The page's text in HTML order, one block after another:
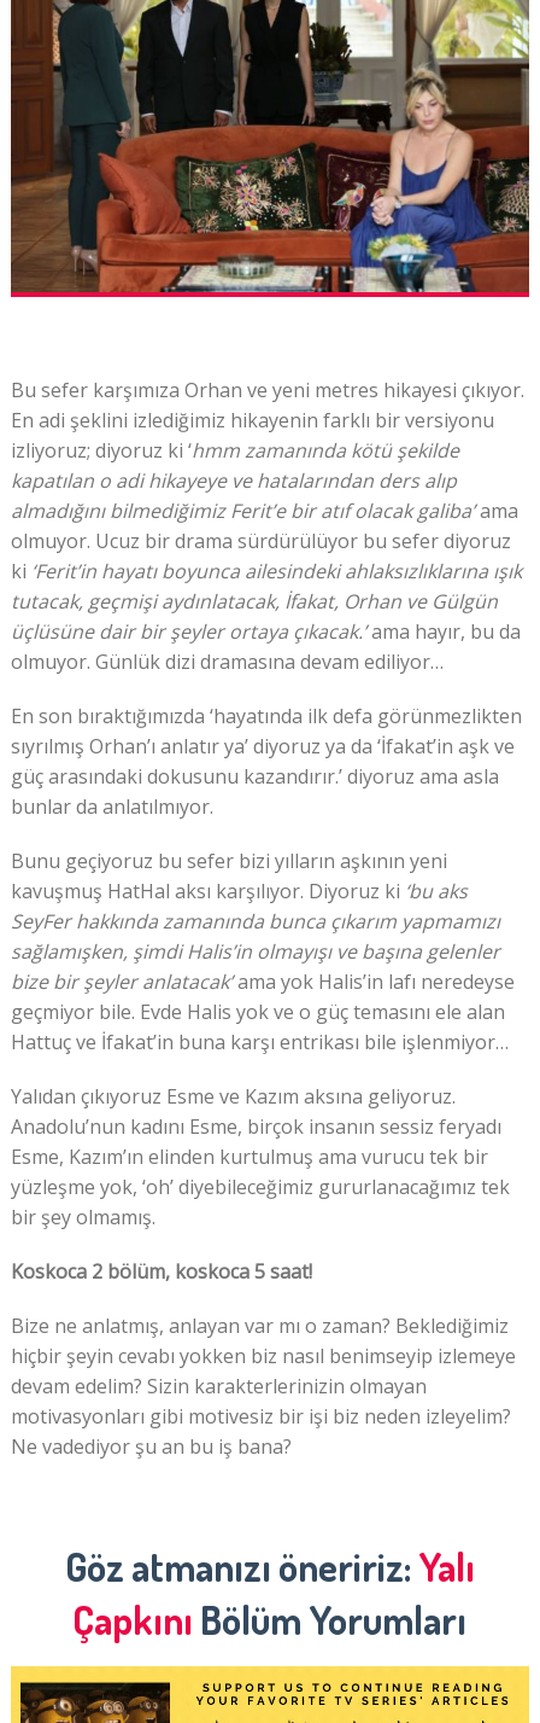
Bu sefer karşımıza Orhan ve yeni metres hikayesi çıkıyor.
En adi şeklini izlediğimiz hikayenin farklı bir versiyonu
izliyoruz; diyoruz ki ‘hmm zamanında kötü şekilde
kapatılan o adi hikayeye ve hatalarından ders alıp
almadığını bilmediğimiz Ferit’e bir atıf olacak galiba’ama
olmuyor. Ucuz bir drama sürdürülüyor bu sefer diyoruz
ki ‘Ferit’in hayatı boyunca ailesindeki ahlaksızlıklarına ışık
tutacak, geçmişi aydınlatacak, İfakat, Orhan ve Gülgün
üçlüsüne dair bir şeyler ortaya çıkacak.’ama hayır, bu da
olmuyor. Günlük dizi dramasına devam ediliyor…
En son bıraktığımızda ‘hayatında ilk defa görünmezlikten
sıyrılmış Orhan’ı anlatır ya’ diyoruz ya da ‘İfakat’in aşk ve
güç arasındaki dokusunu kazandırır.’ diyoruz ama asla
bunlar da anlatılmıyor.
Bunu geçiyoruz bu sefer bizi yılların aşkının yeni
kavuşmuş HatHal aksı karşılıyor. Diyoruz ki ‘bu aks
SeyFer hakkında zamanında bunca çıkarım yapmamızı
sağlamışken, şimdi Halis’in olmayışı ve başına gelenler
bize bir şeyler anlatacak’ama yok Halis’in lafı neredeyse
geçmiyor bile. Evde Halis yok ve o güç temasını ele alan
Hattuç ve İfakat’in buna karşı entrikası bile işlenmiyor…
Yalıdan çıkıyoruz Esme ve Kazım aksına geliyoruz.
Anadolu’nun kadını Esme, birçok insanın sessiz feryadı
Esme, Kazım’ın elinden kurtulmuş ama vurucu tek bir
yüzleşme yok, ‘oh’ diyebileceğimiz gururlanacağımız tek
bir şey olmamış.
Koskoca 2 bölüm, koskoca 5 saat!
Bize ne anlatmış, anlayan var mı o zaman? Beklediğimiz
hiçbir şeyin cevabı yokken biz nasıl benimseyip izlemeye
devam edelim? Sizin karakterlerinizin olmayan
motivasyonları gibi motivesiz bir işi biz neden izleyelim?
Ne vadediyor şu an bu iş bana?
Göz atmanızı öneririz:Yalı
Çapkını Bölüm Yorumları